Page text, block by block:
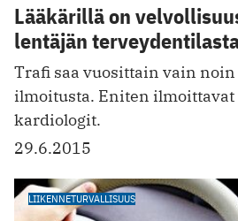
Lääkärillä on
lentäjän
Trafi saa vuosittain vain
ilmoitusta. Eniten
kardiologit.
29.6.2015
LIIKENNETURVALLISUUS